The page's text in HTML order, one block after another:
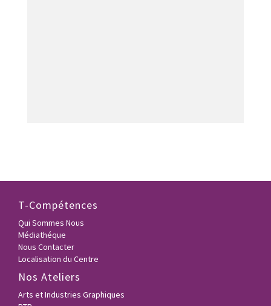
T-Compétences
Qui Sommes Nous
Médiathéque
Nous Contacter
Localisation du Centre
Nos Ateliers
Arts et Industries Graphiques